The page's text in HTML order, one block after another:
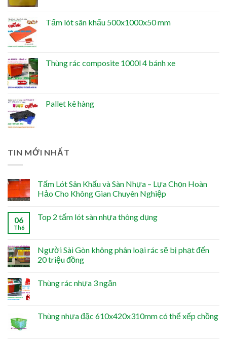
Tấm lót sân khấu 500x1000x50 mm
Thùng rác composite 1000l 4 bánh xe
Pallet kê hàng
TIN MỚI NHẤT
Tấm Lót Sân Khấu và Sàn Nhựa – Lựa Chọn Hoàn
Hảo Cho Không Gian Chuyên Nghiệp
06
Th6
Top 2 tấm lót sàn nhựa thông dụng
Người Sài Gòn không phân loại rác sẽ bị phạt đến
20 triệu đồng
Thùng rác nhựa 3 ngăn
Thùng nhựa đặc 610x420x310mm có thể xếp chồng